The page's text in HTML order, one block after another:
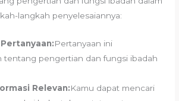
langkah penyelesaiannya:
Pertanyaan ini
tentang pengertian dan fungsi ibadah
Relevan:Kamu dapat mencari